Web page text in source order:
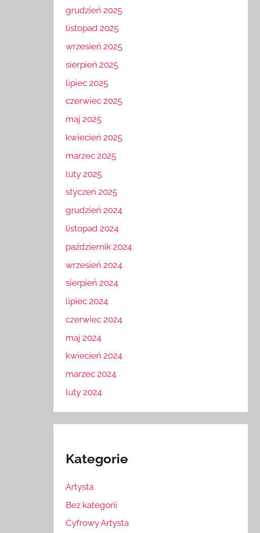
grudzień 2025
listopad 2025
wrzesień 2025
sierpień 2025
lipiec 2025
czerwiec 2025
maj 2025
kwiecień 2025
marzec 2025
luty 2025
styczeń 2025
grudzień 2024
listopad 2024
październik 2024
wrzesień 2024
sierpień 2024
lipiec 2024
czerwiec 2024
maj 2024
kwiecień 2024
marzec 2024
luty 2024
Kategorie
Artysta
Bez kategorii
Cyfrowy Artysta